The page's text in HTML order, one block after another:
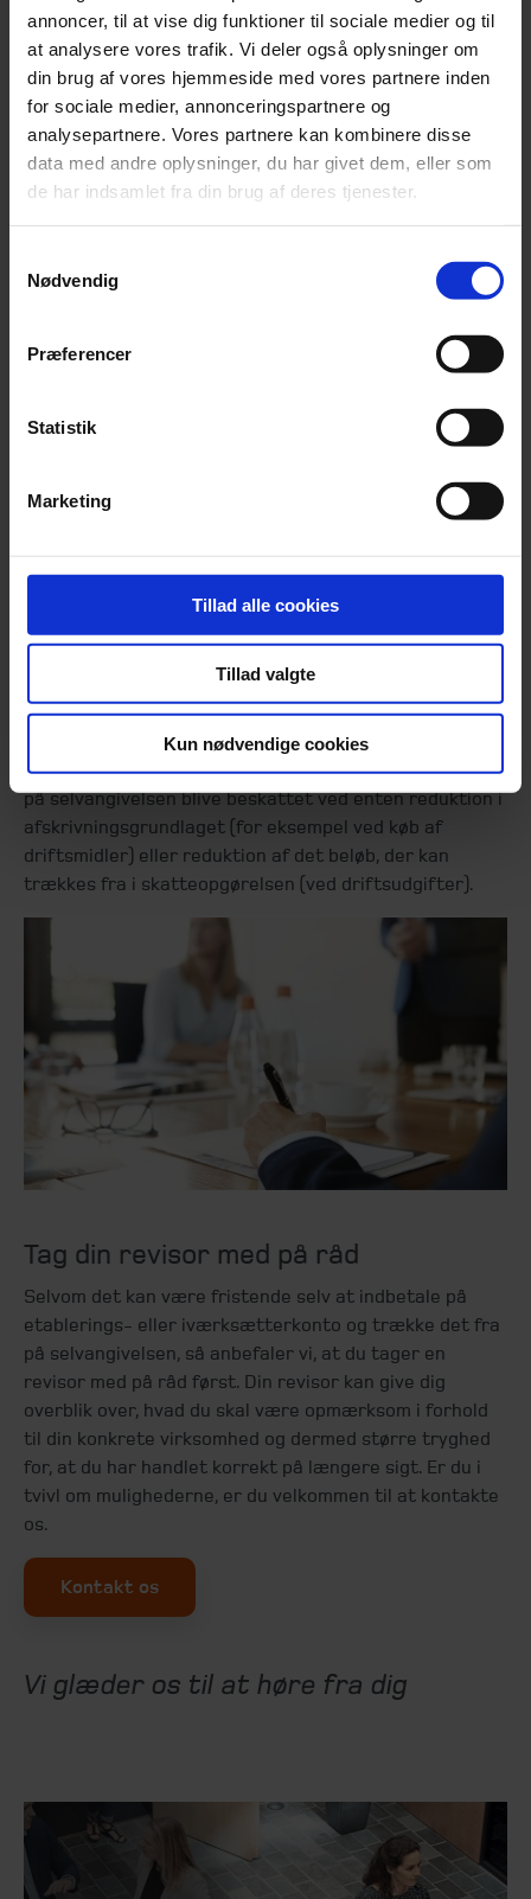
annoncer, til at vise dig funktioner til sociale medier og til
at analysere vores trafik. Vi deler også oplysninger om
din brug af vores hjemmeside med vores partnere inden
for sociale medier, annonceringspartnere og
analysepartnere. Vores partnere kan kombinere disse
data med andre oplysninger, du har givet dem, eller som
de har indsamlet fra din brug af deres tjenester.
Nødvendig
Præferencer
Statistik
Marketing
Tillad alle cookies
Tillad valgte
Kun nødvendige cookies
Skattemæssigt fradrag uden
indbetaling
Det er muligt at få fradrag for indbetalinger i 2021 for
indskud foretaget i perioden fra 16. maj 2021 til og med
15. maj 2022. Herved er det også muligt at opnå fradrag
i 2021, hvis man allerede nu ved, at man når at etablere
virksomhed inden 15. maj 2022.
I så fald giver ordningen mulighed for, at du kan skrive
fradraget på selvangivelsen for indeværende år, dvs.
af fradraget udbetales som overskydende skat i løbet
For at bruge ordningen kræver loven, at iværksætteren
uden indbetaling. Det er meget vigtigt at overholde
disse regler, idet man ellers bliver pålagt strafrenter.
Konsekvenser
Når etablering af virksomheden er sket, vil fradragene
på selvangivelsen blive beskattet ved enten reduktion i
afskrivningsgrundlaget (for eksempel ved køb af
driftsmidler) eller reduktion af det beløb, der kan
trækkes fra i skatteopgørelsen (ved driftsudgifter).
Tag din revisor med på råd
Selvom det kan være fristende selv at indbetale på
etablerings- eller iværksætterkonto og trække det fra
på selvangivelsen, så anbefaler vi, at du tager en
revisor med på råd først. Din revisor kan give dig
overblik over, hvad du skal være opmærksom i forhold
til din konkrete virksomhed og dermed større tryghed
for, at du har handlet korrekt på længere sigt. Er du i
tvivl om mulighederne, er du velkommen til at kontakte
os.
Kontakt os
Vi glæder os til at høre fra dig